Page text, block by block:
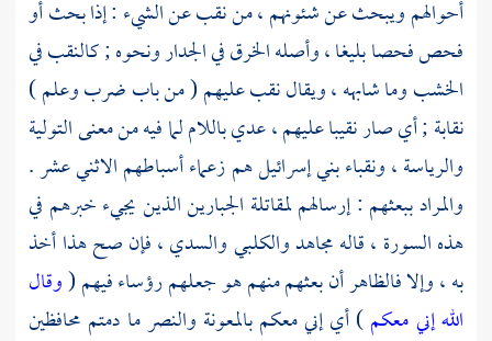
أحوالهم ويبحث عن شئونهم ، من نقب عن الشيء : إذا بحث أو
فحص فحصا بليغا ، وأصله الخرق في الجدار ونحوه ; كالنقب في
الخشب وما شابهه ، ويقال نقب عليهم ( من باب ضرب وعلم )
نقابة ; أي صار نقيبا عليهم ، عدي باللام لما فيه من معنى التولية
والرياسة ، ونقباءبني إسرائيلهم زعماء أسباطهم الاثني عشر .
والمراد ببعثهم : إرسالهم لمقاتلة الجبارين الذين يجيء خبرهم في
هذه السورة ، قالهمجاهدوالكلبيوالسدي، فإن صح هذا أخذ
به ، وإلا فالظاهر أن بعثهم منهم هو جعلهم رؤساء فيهم (وقال
الله إني معكم) أي إني معكم بالمعونة والنصر ما دمتم محافظين